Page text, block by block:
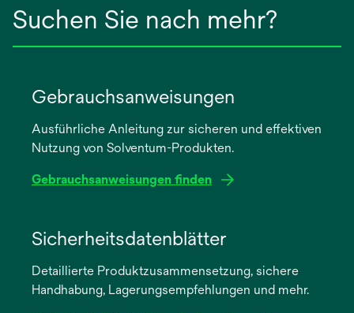
Suchen Sie nach mehr?
Gebrauchsanweisungen
Ausführliche Anleitung zur sicheren und effektiven
Nutzung von Solventum-Produkten.
Gebrauchsanweisungen finden
neuen
Registerkarte
Sicherheitsdatenblätter
Detaillierte Produktzusammensetzung, sichere
Handhabung, Lagerungsempfehlungen und mehr.